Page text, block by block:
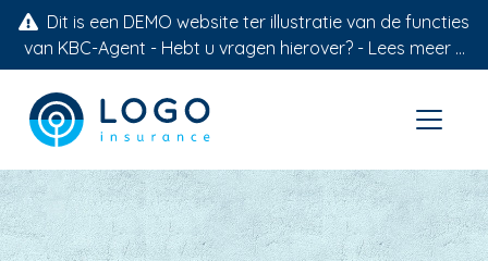
Dit is een DEMO website ter illustratie van de functies
van KBC-Agent - Hebt u vragen hierover? - Lees meer ...